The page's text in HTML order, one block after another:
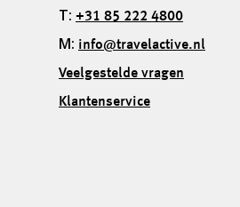
T: +31 85 222 4800
M: info@travelactive.nl
Veelgestelde vragen
Klantenservice